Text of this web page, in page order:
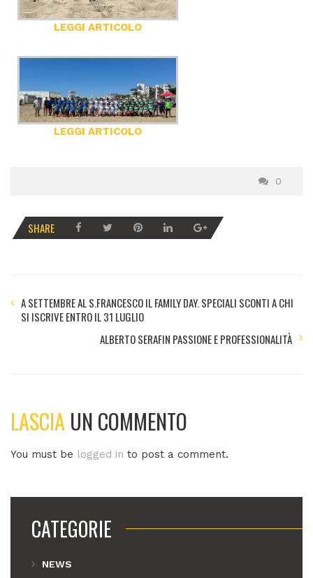
LEGGI ARTICOLO
LEGGI ARTICOLO
0
SHARE
A SETTEMBRE AL S.FRANCESCO IL FAMILY DAY. SPECIALI SCONTI A CHI
SI ISCRIVE ENTRO IL 31 LUGLIO
ALBERTO SERAFIN PASSIONE E PROFESSIONALITÀ
LASCIA UN COMMENTO
You must be logged in to post a comment.
CATEGORIE
NEWS